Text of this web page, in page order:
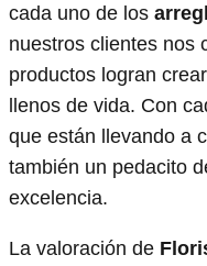
cada uno de los
nuestros clientes nos
productos logran
llenos de vida. Con
que están llevando a
también un pedacito
excelencia.
La valoración de